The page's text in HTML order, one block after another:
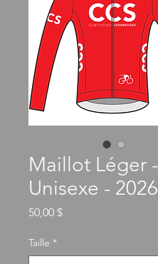
Maillot Léger -
Unisexe - 2026
50,00 $Prix
Taille *